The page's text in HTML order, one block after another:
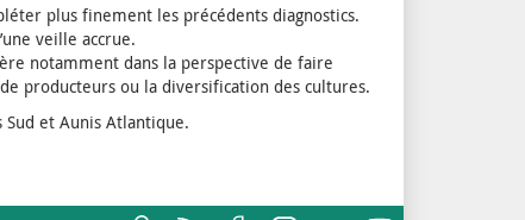
plus finement les précédents diagnostics.
veille accrue.
notamment dans la perspective de faire
producteurs ou la diversification des cultures.
et Aunis Atlantique.